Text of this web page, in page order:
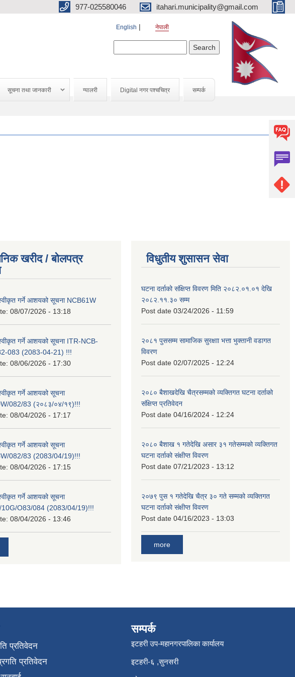
977-025580046 itahari.municipality@gmail.com
English नेपाली
सूचना तथा जानकारी ग्यालरी Digital नगर पश्चचित्र सम्पर्क
खरीद / बोलपत्र
गर्ने आशयको सूचना NCB61W
08/07/2026 - 13:18
गर्ने आशयको सूचना ITR-NCB-
083 (2083-04-21) !!!
08/06/2026 - 17:30
गर्ने आशयको सूचना
082/83 (२०८३/०४/१९)!!!
08/04/2026 - 17:17
गर्ने आशयको सूचना
082/83 (2083/04/19)!!!
08/04/2026 - 17:15
गर्ने आशयको सूचना
10G/O83/084 (2083/04/19)!!!
08/04/2026 - 13:46
विधुतीय शुसासन सेवा
घटना दर्ताको संक्षिप्त विवरण मिति २०८२.०१.०१ देखि
२०८२.११.३० सम्म
Post date 03/24/2026 - 11:59
२०८१ पुससम्म सामाजिक सुरक्षाा भत्ता भुक्तानी वडागत
विवरण
Post date 02/07/2025 - 12:24
२०८० बैशाखदेखि चैत्रसम्मको व्यक्तिगत घटना दर्ताको
संक्षिप्त प्रतिवेदन
Post date 04/16/2024 - 12:24
२०८० बैशाख १ गतेदेखि असार ३१ गतेसम्मको व्यक्तिगत
घटना दर्ताको संक्षीप्त विवरण
Post date 07/21/2023 - 13:12
२०७९ पुस १ गतेदेखि चैत्र ३० गते सम्मको व्यक्तिगत
घटना दर्ताको संक्षीप्त विवरण
Post date 04/16/2023 - 13:03
more
प्रतिवेदन
प्रतिवेदन
सम्पर्क
इटहरी उप-महानगरपालिका कार्यालय
इटहरी-६ ,सुनसरी